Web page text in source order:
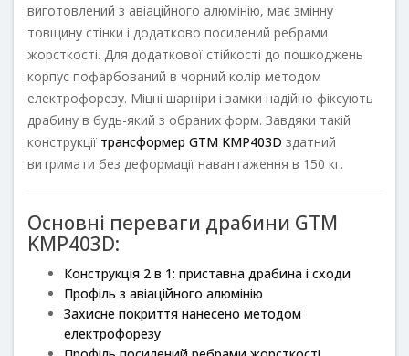
виготовлений з авіаційного алюмінію, має змінну
товщину стінки і додатково посилений ребрами
жорсткості. Для додаткової стійкості до пошкоджень
корпус пофарбований в чорний колір методом
електрофорезу. Міцні шарніри і замки надійно фіксують
драбину в будь-який з обраних форм. Завдяки такій
конструкції трансформер GTM KMP403D здатний
витримати без деформації навантаження в 150 кг.
Основні переваги драбини GTM
KMP403D:
Конструкція 2 в 1: приставна драбина і сходи
Профіль з авіаційного алюмінію
Захисне покриття нанесено методом
електрофорезу